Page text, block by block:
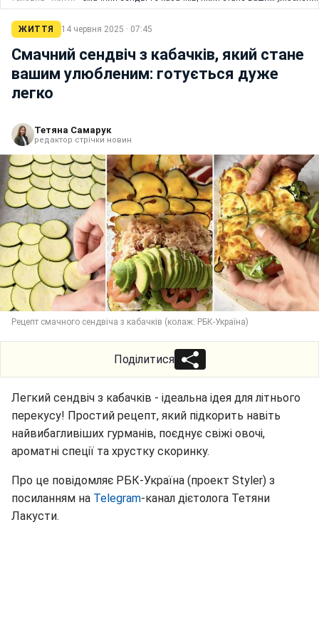
ЖИТТЯ 14 червня 2025 · 07:45
Смачний сендвіч з кабачків, який стане
вашим улюбленим: готується дуже
легко
Тетяна Самарук
редактор стрічки новин
Рецепт смачного сендвіча з кабачків (колаж: РБК-Україна)
Поділитися
Легкий сендвіч з кабачків - ідеальна ідея для літнього
перекусу! Простий рецепт, який підкорить навіть
найвибагливіших гурманів, поєднує свіжі овочі,
ароматні спеції та хрустку скоринку.
Про це повідомляє РБК-Україна (проект Styler) з
посиланням на Telegram-канал дієтолога Тетяни
Лакусти.